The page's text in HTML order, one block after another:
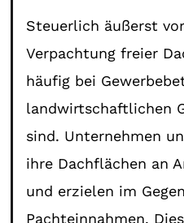
Steuerlich äußerst
Verpachtung freier
häufig bei
landwirtschaftlichen
sind. Unternehmen
ihre Dachflächen an
und erzielen im
Pachteinnahmen.